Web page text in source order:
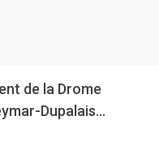
de la Drome
Dupalais...